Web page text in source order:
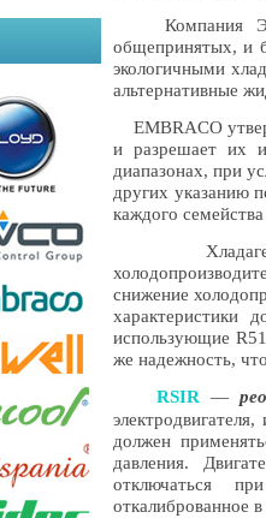
Компания
общепринятых, и
экологичными
альтернативные
EMBRACO
и разрешает их
диапазонах, при
других указанию
каждого
Хладагент
снижение
характеристики
использующие
же надежность,
RSIR —
должен
давления.
отключаться
откалиброванное